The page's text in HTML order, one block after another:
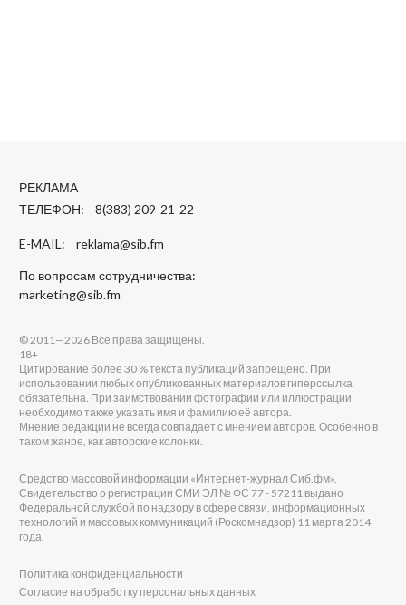
РЕКЛАМА
ТЕЛЕФОН: 8(383) 209-21-22
E-MAIL: reklama@sib.fm
По вопросам сотрудничества:
marketing@sib.fm
© 2011—2026 Все права защищены.
18+
Цитирование более 30 % текста публикаций запрещено. При
использовании любых опубликованных материалов гиперссылка
обязательна. При заимствовании фотографии или иллюстрации
необходимо также указать имя и фамилию её автора.
Мнение редакции не всегда совпадает с мнением авторов. Особенно в
таком жанре, как авторские колонки.
Средство массовой информации «Интернет-журнал Сиб.фм».
Свидетельство о регистрации СМИ ЭЛ № ФС 77 - 57211 выдано
Федеральной службой по надзору в сфере связи, информационных
технологий и массовых коммуникаций (Роскомнадзор) 11 марта 2014
года.
Политика конфиденциальности
Согласие на обработку персональных данных